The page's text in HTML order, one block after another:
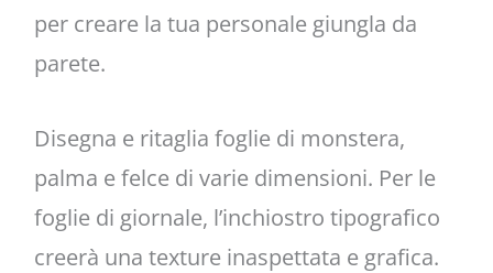
per creare la tua personale giungla da
parete.
Disegna e ritaglia foglie di monstera,
palma e felce di varie dimensioni. Per le
foglie di giornale, l’inchiostro tipografico
creerà una texture inaspettata e grafica.